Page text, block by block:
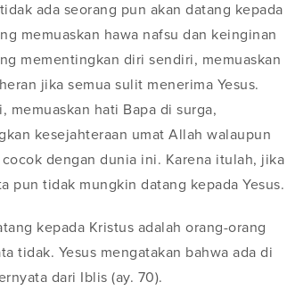
ada seorang pun akan datang kepada
memuaskan hawa nafsu dan keinginan
mementingkan diri sendiri, memuaskan
jika semua sulit menerima Yesus.
memuaskan hati Bapa di surga,
kesejahteraan umat Allah walaupun
dengan dunia ini. Karena itulah, jika
pun tidak mungkin datang kepada Yesus.
kepada Kristus adalah orang-orang
tidak. Yesus mengatakan bahwa ada di
dari Iblis (ay. 70).